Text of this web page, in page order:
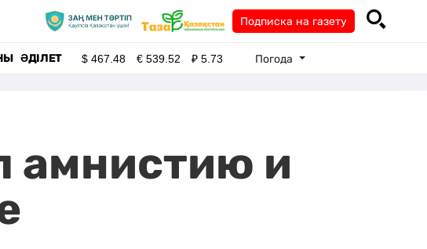
Подписка на газету
ӘДІЛЕТ $467.48 €539.52 ₽5.73 Погода
амнистию и